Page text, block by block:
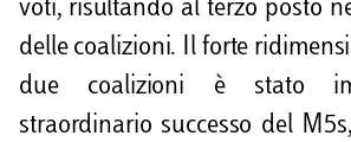
voti, risultando al terzo posto
delle coalizioni. Il forte
due coalizioni è stato
straordinario successo del